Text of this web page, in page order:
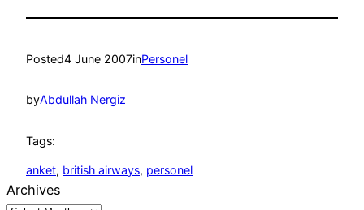
Posted4 June 2007inPersonel
byAbdullah Nergiz
Tags:
anket, british airways, personel
Archives